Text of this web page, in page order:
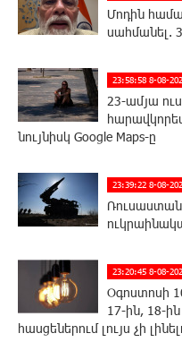
Մոդին
սահմանել.
23:58:58 8-08-
23-ամյա
նույնիսկ Google Maps-ը
23:39:22 8-08-
23:20:45 8-08-
Օգոստոսի
17-ին, 18-
հասցեներում լույս չի